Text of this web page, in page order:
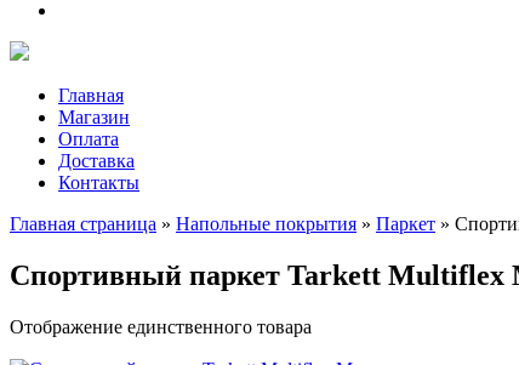
Главная
Магазин
Оплата
Доставка
Контакты
Главная страница » Напольные покрытия » Паркет »
Спортивный паркет Tarkett Multiflex
Отображение единственного товара